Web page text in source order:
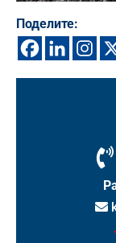
Поделите: